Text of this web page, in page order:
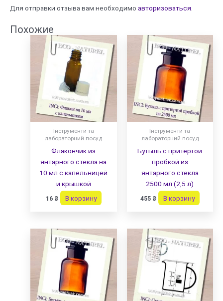
Для отправки отзыва вам необходимо авторизоваться
Похожие
Інструменти та
лабораторний посуд
Флакончик из
янтарного стекла на
10 мл с капельницей
и крышкой
16 ₴ В корзину
Інструменти та
лабораторний посуд
Бутыль с притертой
пробкой из
янтарного стекла
2500 мл (2,5 л)
455 ₴ В корзину